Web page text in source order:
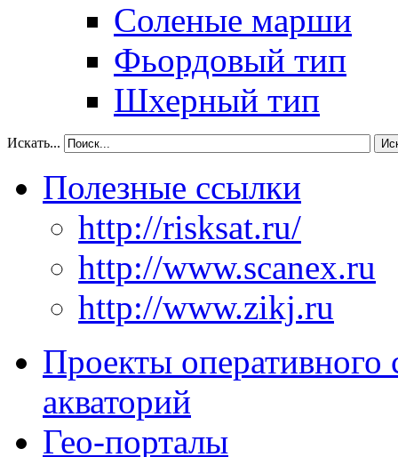
Соленые марши
Фьордовый тип
Шхерный тип
Искать...
Полезные ссылки
http://risksat.ru/
http://www.scanex.ru
http://www.zikj.ru
Проекты оперативного
акваторий
Гео-порталы